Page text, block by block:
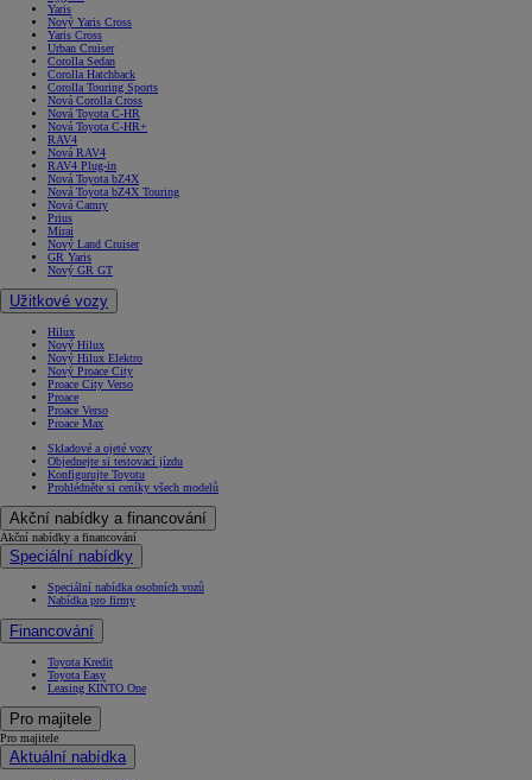
Yaris
Nový Yaris Cross
Yaris Cross
Urban Cruiser
Corolla Sedan
Corolla Hatchback
Corolla Touring Sports
Nová Corolla Cross
Nová Toyota C-HR
Nová Toyota C-HR+
RAV4
Nová RAV4
RAV4 Plug-in
Nová Toyota bZ4X
Nová Toyota bZ4X Touring
Nová Camry
Prius
Mirai
Nový Land Cruiser
GR Yaris
Nový GR GT
Užitkové vozy
Hilux
Nový Hilux
Nový Hilux Elektro
Nový Proace City
Proace City Verso
Proace
Proace Verso
Proace Max
Skladové a ojeté vozy
Objednejte si testovací jízdu
Konfigurujte Toyotu
Prohlédněte si ceníky všech modelů
Akční nabídky a financování
Akční nabídky a financování
Speciální nabídky
Speciální nabídka osobních vozů
Nabídka pro firmy
Financování
Toyota Kredit
Toyota Easy
Leasing KINTO One
Pro majitele
Pro majitele
Aktuální nabídka